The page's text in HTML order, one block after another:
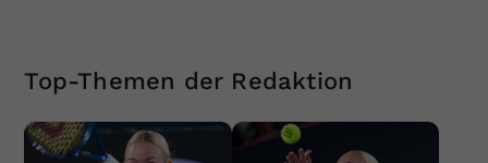
Top-Themen der Redaktion